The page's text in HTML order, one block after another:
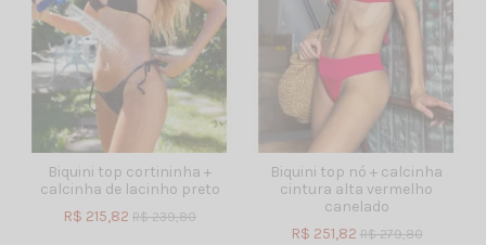
Biquini top cortininha +
calcinha de lacinho preto
R$ 215,82 R$ 239,80
Biquini top nó + calcinha
cintura alta vermelho
canelado
R$ 251,82 R$ 279,80